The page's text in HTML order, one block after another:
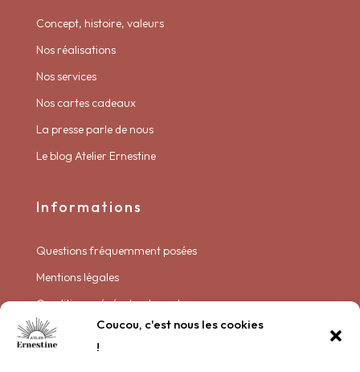
Coucou, c'est nous les cookies
!
Concept, histoire, valeurs
Nos réalisations
Nos services
Nos cartes cadeaux
La presse parle de nous
Le blog Atelier Ernestine
Informations
Questions fréquemment posées
Mentions légales
Conditions générales de vente
Politique de livraison